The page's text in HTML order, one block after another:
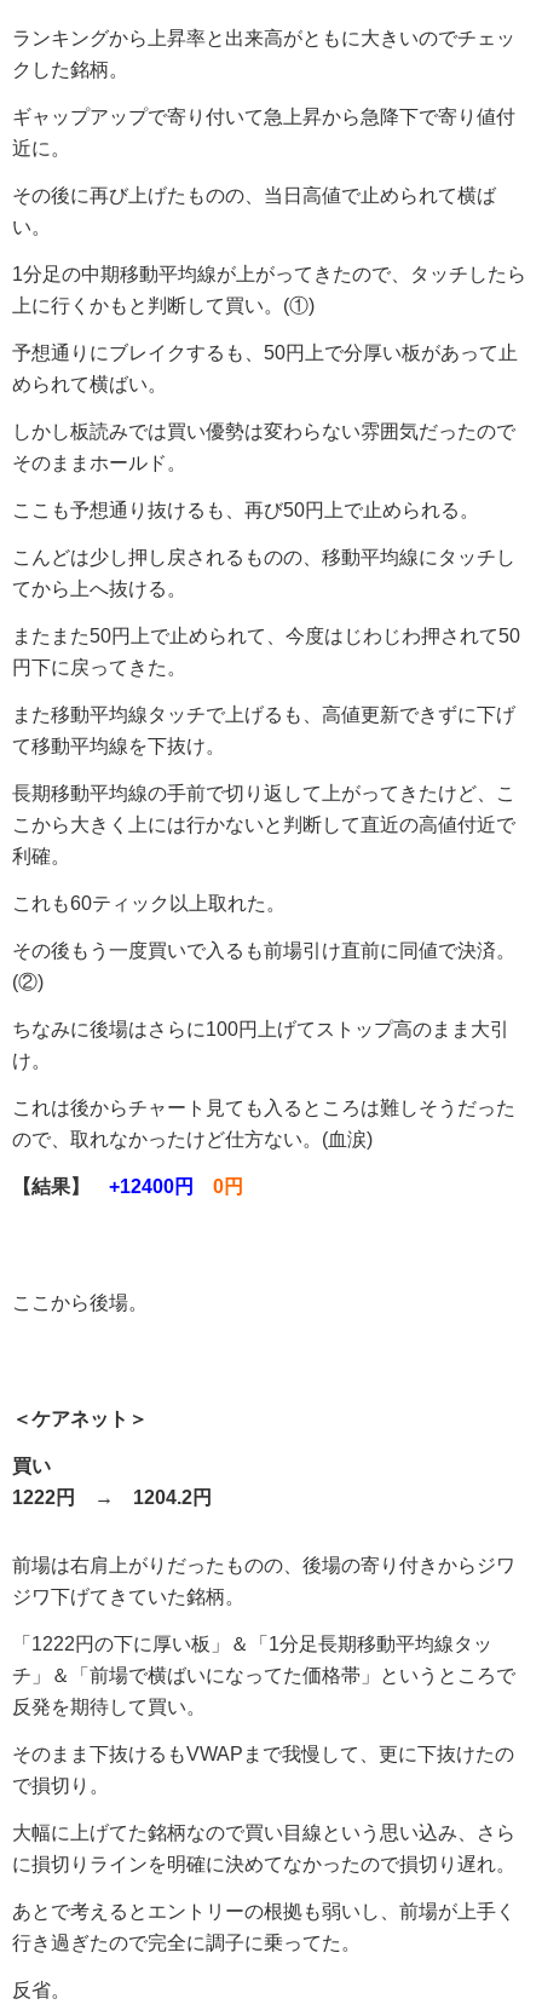
ランキングから上昇率と出来高がともに大きいのでチェッ
クした銘柄。
ギャップアップで寄り付いて急上昇から急降下で寄り値付
近に。
その後に再び上げたものの、当日高値で止められて横ば
い。
1分足の中期移動平均線が上がってきたので、タッチしたら
上に行くかもと判断して買い。(①)
予想通りにブレイクするも、50円上で分厚い板があって止
められて横ばい。
しかし板読みでは買い優勢は変わらない雰囲気だったので
そのままホールド。
ここも予想通り抜けるも、再び50円上で止められる。
こんどは少し押し戻されるものの、移動平均線にタッチし
てから上へ抜ける。
またまた50円上で止められて、今度はじわじわ押されて50
円下に戻ってきた。
また移動平均線タッチで上げるも、高値更新できずに下げ
て移動平均線を下抜け。
長期移動平均線の手前で切り返して上がってきたけど、こ
こから大きく上には行かないと判断して直近の高値付近で
利確。
これも60ティック以上取れた。
その後もう一度買いで入るも前場引け直前に同値で決済。
(②)
ちなみに後場はさらに100円上げてストップ高のまま大引
け。
これは後からチャート見ても入るところは難しそうだった
ので、取れなかったけど仕方ない。(血涙)
【結果】 +12400円 0円
ここから後場。
＜ケアネット＞
買い
1222円 → 1204.2円
前場は右肩上がりだったものの、後場の寄り付きからジワ
ジワ下げてきていた銘柄。
「1222円の下に厚い板」＆「1分足長期移動平均線タッ
チ」＆「前場で横ばいになってた価格帯」というところで
反発を期待して買い。
そのまま下抜けるもVWAPまで我慢して、更に下抜けたの
で損切り。
大幅に上げてた銘柄なので買い目線という思い込み、さら
に損切りラインを明確に決めてなかったので損切り遅れ。
あとで考えるとエントリーの根拠も弱いし、前場が上手く
行き過ぎたので完全に調子に乗ってた。
反省。